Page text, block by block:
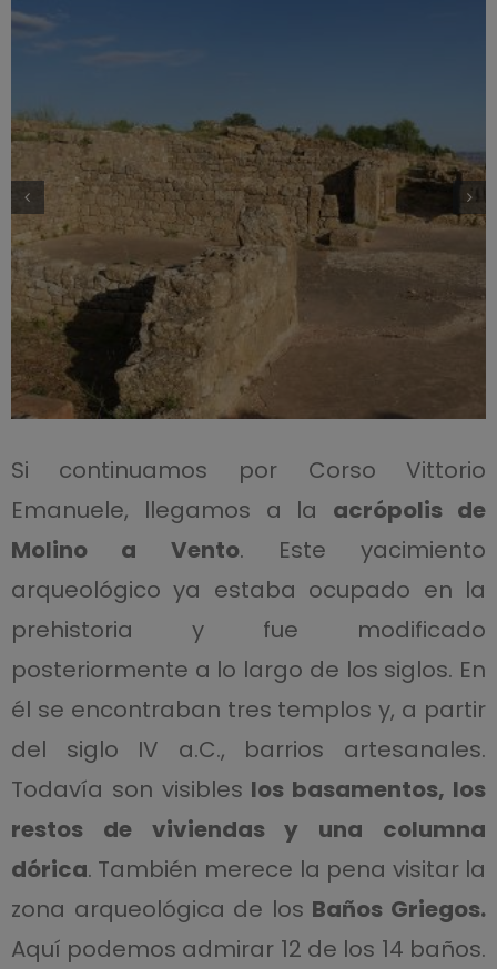
Si continuamos por Corso Vittorio
Emanuele, llegamos a la acrópolis de
Molino a Vento. Este yacimiento
arqueológico ya estaba ocupado en la
prehistoria y fue modificado
posteriormente a lo largo de los siglos. En
él se encontraban tres templos y, a partir
del siglo IV a.C., barrios artesanales.
Todavía son visibles los basamentos, los
restos de viviendas y una columna
dórica. También merece la pena visitar la
zona arqueológica de los Baños Griegos.
Aquí podemos admirar 12 de los 14 baños.